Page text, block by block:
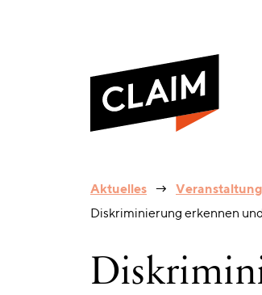
Aktuelles
Diskriminierung erkennen